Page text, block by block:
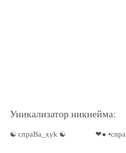
Уникализатор никнейма:
☯ cnpaBa_xyk ☯ ❤●